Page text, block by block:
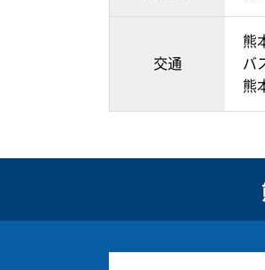
交通
熊
バ
熊